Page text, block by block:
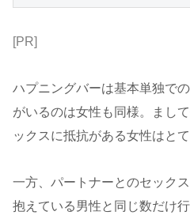
[PR]
ハプニングバーは基本単独で
がいるのは女性も同様。まし
ックスに抵抗がある女性はとて
一方、パートナーとのセック
抱えている男性と同じ数だけ